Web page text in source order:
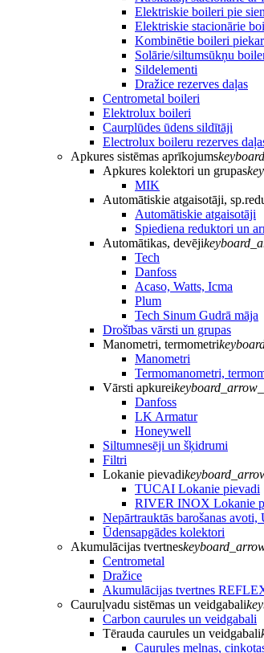
Elektriskie boileri pie
Elektriskie stacionārie
Kombinētie boileri
Solārie/siltumsūkņu
Sildelementi
Dražice rezerves daļas
Centrometal boileri
Elektrolux boileri
Caurplūdes ūdens sildītāji
Electrolux boileru rezerves
Apkures sistēmas aprīkojums
Apkures kolektori un grupas
MIK
Automātiskie atgaisotāji,
Automātiskie atgaisotāji
Spiediena reduktori un
Automātikas, devēji
Tech
Danfoss
Acaso, Watts, Icma
Plum
Tech Sinum Gudrā māja
Drošības vārsti un grupas
Manometri, termometri
Manometri
Termomanometri,
Vārsti apkurei
Danfoss
LK Armatur
Honeywell
Siltumnesēji un šķidrumi
Filtri
Lokanie pievadi
TUCAI Lokanie pievadi
RIVER INOX Lokanie
Nepārtrauktās barošanas avoti,
Ūdensapgādes kolektori
Akumulācijas tvertnes
Centrometal
Dražice
Akumulācijas tvertnes
Cauruļvadu sistēmas un veidgabali
Carbon caurules un veidgabali
Tērauda caurules un veidgabali
Caurules melnas,